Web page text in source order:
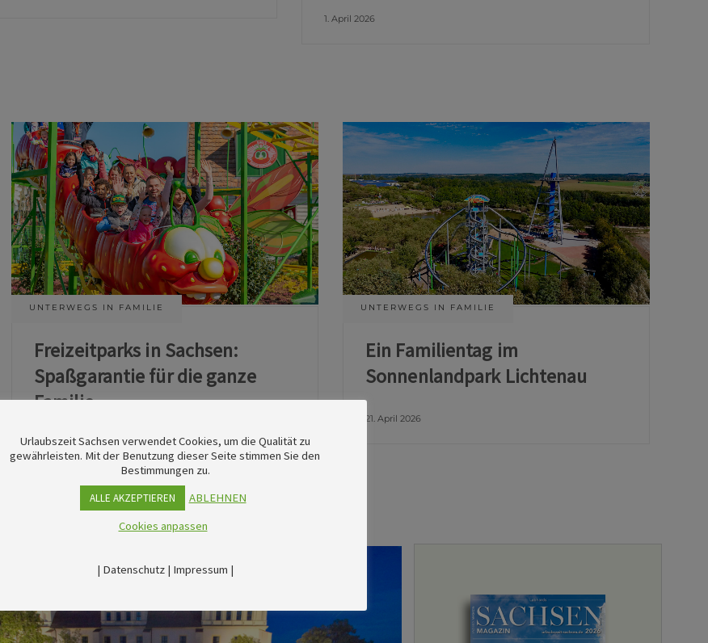
1. April 2026
UNTERWEGS IN FAMILIE
Freizeitparks in Sachsen:
Spaßgarantie für die ganze
Familie
11. Juni 2026
UNTERWEGS IN FAMILIE
Ein Familientag im
Sonnenlandpark Lichtenau
21. April 2026
Urlaubszeit Sachsen verwendet Cookies, um die Qualität zu
gewährleisten. Mit der Benutzung dieser Seite stimmen Sie den
Bestimmungen zu.
ALLE AKZEPTIEREN
ABLEHNEN
Cookies anpassen
| Datenschutz| Impressum |